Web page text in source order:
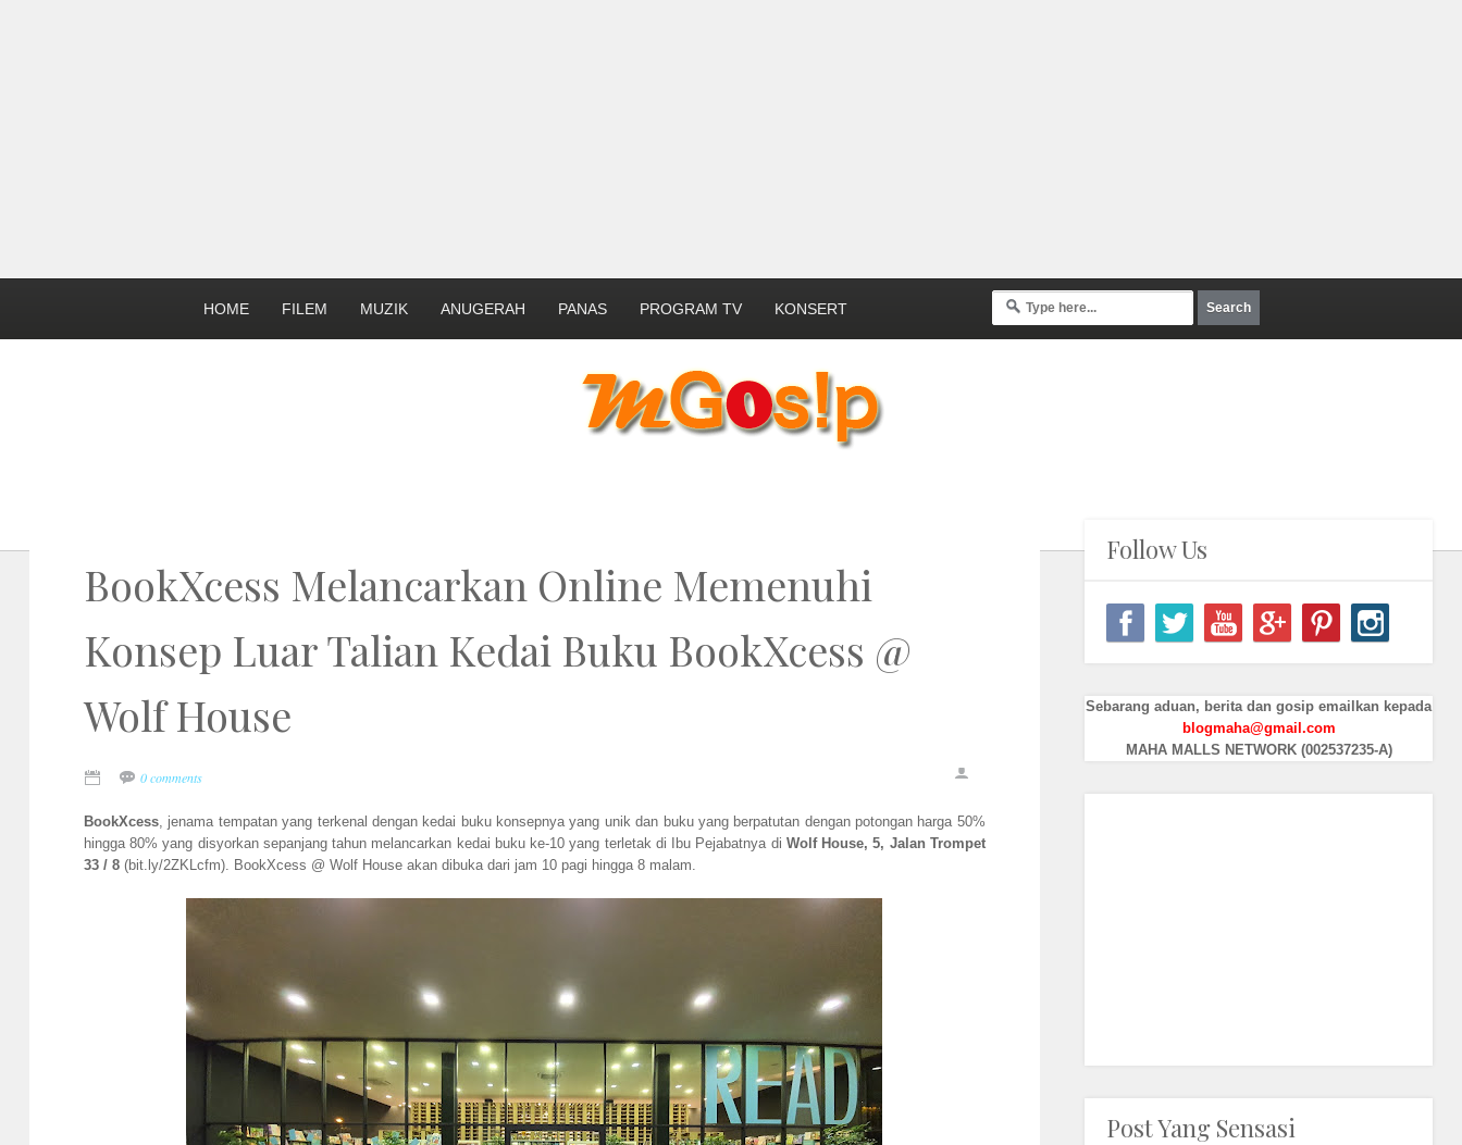
HOME FILEM MUZIK ANUGERAH PANAS PROGRAM TV KONSERT
BookXcess Melancarkan Online Memenuhi
Konsep Luar Talian Kedai Buku BookXcess @
Wolf House
0 comments
BookXcess, jenama tempatan yang terkenal dengan kedai buku konsepnya yang unik dan buku yang berpatutan dengan potongan harga 50%
hingga 80% yang disyorkan sepanjang tahun melancarkan kedai buku ke-10 yang terletak di Ibu Pejabatnya di Wolf House, 5, Jalan Trompet
33 / 8 (bit.ly/2ZKLcfm). BookXcess @ Wolf House akan dibuka dari jam 10 pagi hingga 8 malam.
Follow Us
Sebarang aduan, berita dan gosip emailkan kepada
blogmaha@gmail.com
MAHA MALLS NETWORK (002537235-A)
Post Yang Sensasi